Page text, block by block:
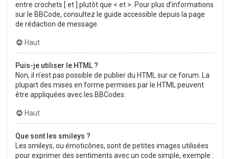
entre crochets [ et ] plutôt que < et >. Pour plus d’informations
sur le BBCode, consultez le guide accessible depuis la page
de rédaction de message.
Haut
Puis-je utiliser le HTML ?
Non, il n’est pas possible de publier du HTML sur ce forum. La
plupart des mises en forme permises par le HTML peuvent
être appliquées avec les BBCodes.
Haut
Que sont les smileys ?
Les smileys, ou émoticônes, sont de petites images utilisées
pour exprimer des sentiments avec un code simple, exemple :